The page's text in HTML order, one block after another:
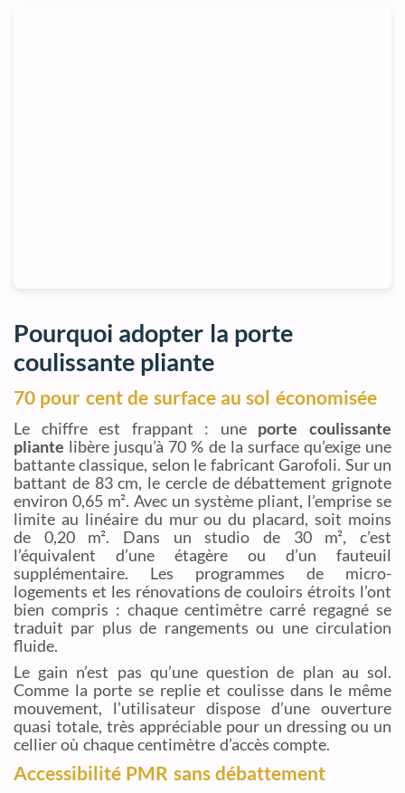
Pourquoi adopter la porte
coulissante pliante
70 pour cent de surface au sol économisée
Le chiffre est frappant : une porte coulissante
pliante libère jusqu’à 70 % de la surface qu’exige une
battante classique, selon le fabricant Garofoli. Sur un
battant de 83 cm, le cercle de débattement grignote
environ 0,65 m². Avec un système pliant, l’emprise se
limite au linéaire du mur ou du placard, soit moins
de 0,20 m². Dans un studio de 30 m², c’est
l’équivalent d’une étagère ou d’un fauteuil
supplémentaire. Les programmes de micro-
logements et les rénovations de couloirs étroits l’ont
bien compris : chaque centimètre carré regagné se
traduit par plus de rangements ou une circulation
fluide.
Le gain n’est pas qu’une question de plan au sol.
Comme la porte se replie et coulisse dans le même
mouvement, l’utilisateur dispose d’une ouverture
quasi totale, très appréciable pour un dressing ou un
cellier où chaque centimètre d’accès compte.
Accessibilité PMR sans débattement